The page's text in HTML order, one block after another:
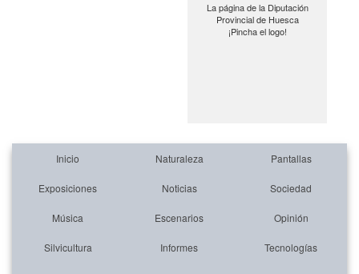
La página de la Diputación
Provincial de Huesca
¡Pincha el logo!
Inicio Naturaleza Pantallas
Exposiciones Noticias Sociedad
Música Escenarios Opinión
Silvicultura Informes Tecnologías